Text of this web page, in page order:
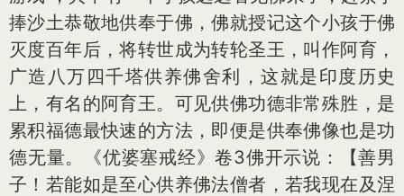
捧沙土恭敬地供奉于佛，佛就授记这个小孩于佛
灭度百年后，将转世成为转轮圣王，叫作阿育，
广造八万四千塔供养佛舍利，这就是印度历史
上，有名的阿育王。可见供佛功德非常殊胜，是
累积福德最快速的方法，即便是供奉佛像也是功
德无量。《优婆塞戒经》卷3佛开示说：【善男
子！若能如是至心供养佛法僧者，若我现在及涅